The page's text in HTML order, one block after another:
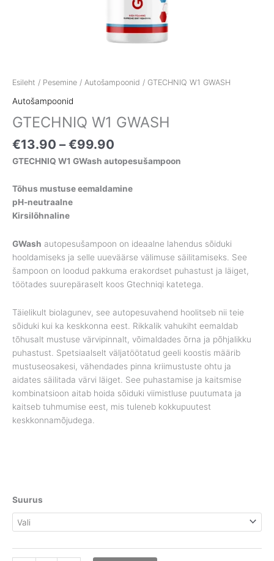
Esileht / Pesemine / Autošampoonid / GTECHNIQ W1 GWASH
Autošampoonid
GTECHNIQ W1 GWASH
€13.90 – €99.90
GTECHNIQ W1 GWash autopesušampoon
Tõhus mustuse eemaldamine
pH-neutraalne
Kirsilõhnaline
GWash autopesušampoon on ideaalne lahendus sõiduki
hooldamiseks ja selle uueväärse välimuse säilitamiseks. See
šampoon on loodud pakkuma erakordset puhastust ja läiget,
töötades suurepäraselt koos Gtechniqi katetega.
Täielikult biolagunev, see autopesuvahend hoolitseb nii teie
sõiduki kui ka keskkonna eest. Rikkalik vahukiht eemaldab
tõhusalt mustuse värvipinnalt, võimaldades õrna ja põhjalikku
puhastust. Spetsiaalselt väljatöötatud geeli koostis määrib
mustuseosakesi, vähendades pinna kriimustuste ohtu ja
aidates säilitada värvi läiget. See puhastamise ja kaitsmise
kombinatsioon aitab hoida sõiduki viimistluse puutumata ja
kaitseb tuhmumise eest, mis tuleneb kokkupuutest
keskkonnamõjudega.
Suurus